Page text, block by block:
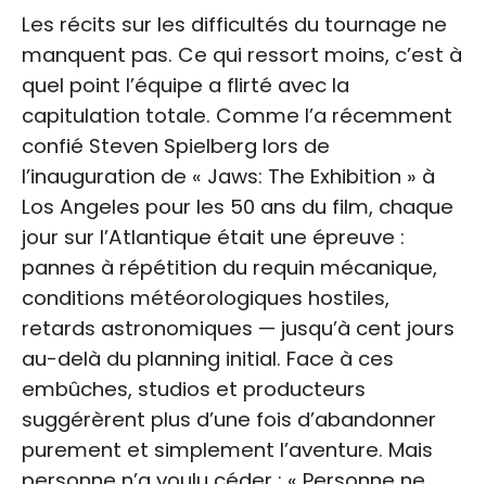
Les récits sur les difficultés du tournage ne
manquent pas. Ce qui ressort moins, c’est à
quel point l’équipe a flirté avec la
capitulation totale. Comme l’a récemment
confié Steven Spielberg lors de
l’inauguration de « Jaws: The Exhibition » à
Los Angeles pour les 50 ans du film, chaque
jour sur l’Atlantique était une épreuve :
pannes à répétition du requin mécanique,
conditions météorologiques hostiles,
retards astronomiques — jusqu’à cent jours
au-delà du planning initial. Face à ces
embûches, studios et producteurs
suggérèrent plus d’une fois d’abandonner
purement et simplement l’aventure. Mais